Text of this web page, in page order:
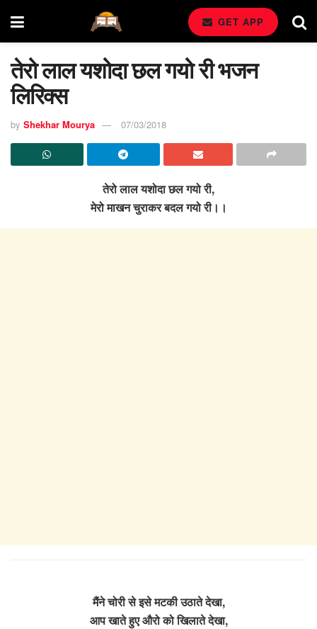
GET APP
तेरो लाल यशोदा छल गयो री भजन
लिरिक्स
by Shekhar Mourya 07/03/2018
तेरो लाल यशोदा छल गयो री,
मेरो माखन चुराकर बदल गयो री।।
मैंने चोरी से इसे मटकी उठाते देखा,
आप खाते हुए औरो को खिलाते देखा,